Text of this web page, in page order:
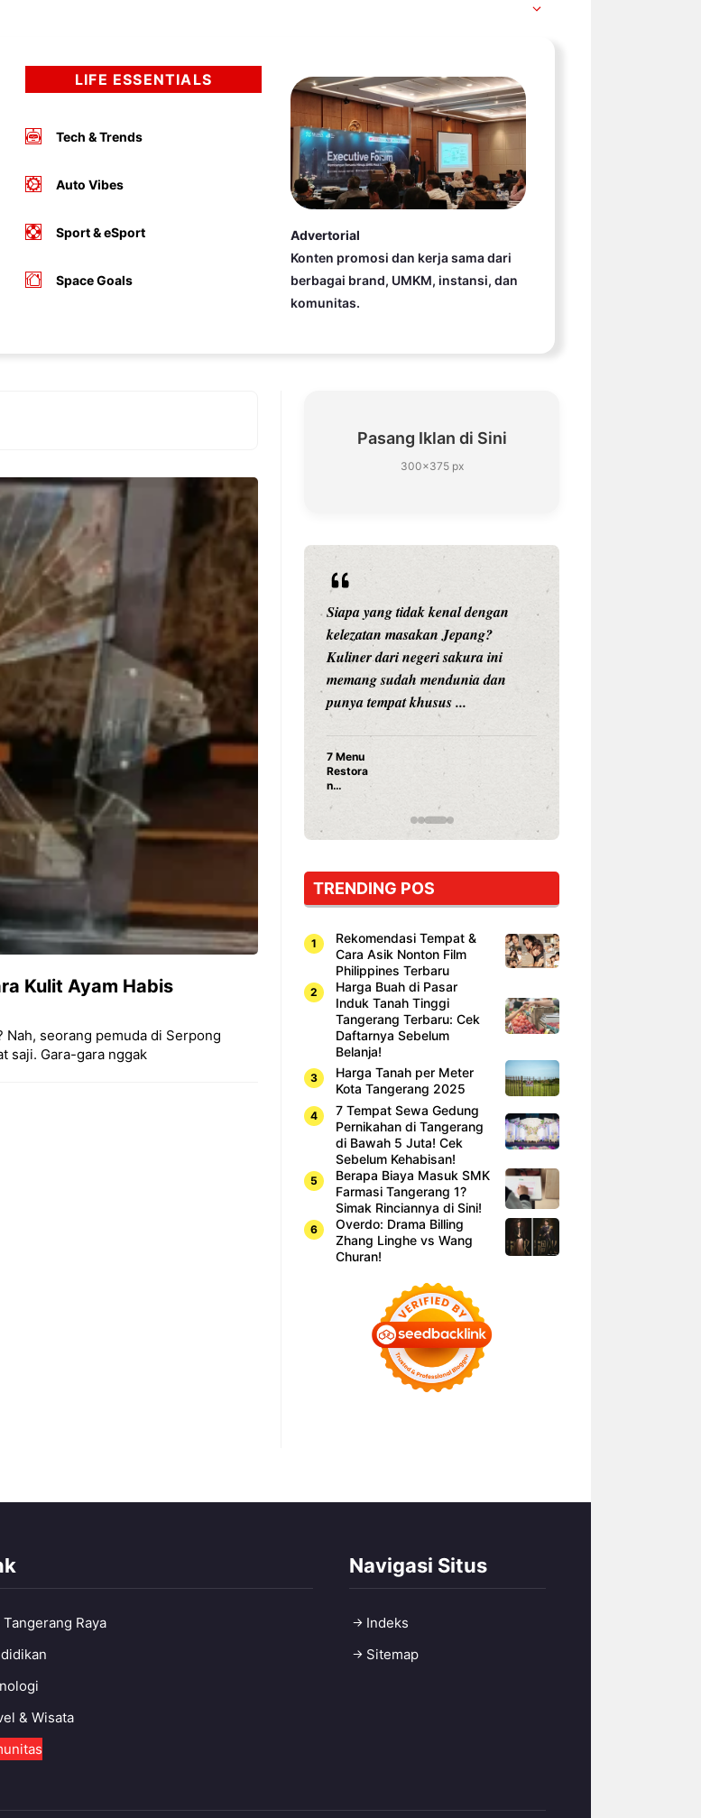
LIFE ESSENTIALS
Tech & Trends
Auto Vibes
Sport & eSport
Space Goals
Advertorial
Konten promosi dan kerja sama dari
berbagai brand, UMKM, instansi, dan
komunitas.
Kulit Ayam Habis
seorang pemuda di Serpong
saji. Gara-gara nggak
Pasang Iklan di Sini
300×375 px
Pernah gak sih kamu mulai
ngerjain sesuatu cuma buat iseng-
iseng, eh ternyata malah jadi
peluang bisnis yang
menguntungkan? Nah, itulah ...
Dari Iseng Jadi Cuan: Kisah
TUM_ATUL yang Ubah
Siapa yang tidak kenal dengan
kelezatan masakan Jepang?
Kuliner dari negeri sakura ini
memang sudah mendunia dan
punya tempat khusus ...
7 Menu
Restora
n
yang
Dicoba,
Cuma
Sushi!
TRENDING POS
Rekomendasi Tempat &
Cara Asik Nonton Film
Philippines Terbaru
Harga Buah di Pasar
Induk Tanah Tinggi
Tangerang Terbaru: Cek
Daftarnya Sebelum
Belanja!
Harga Tanah per Meter
Kota Tangerang 2025
7 Tempat Sewa Gedung
Pernikahan di Tangerang
di Bawah 5 Juta! Cek
Sebelum Kehabisan!
Berapa Biaya Masuk SMK
Farmasi Tangerang 1?
Simak Rinciannya di Sini!
Overdo: Drama Billing
Zhang Linghe vs Wang
Churan!
Tangerang Raya
& Wisata
Navigasi Situs
Indeks
Sitemap